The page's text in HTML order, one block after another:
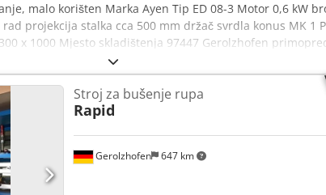
malo korišten Marka Ayen Tip ED 08-3 Motor 0,6 kW
projekcija stalka cca 500 mm držač svrdla konus MK 1
x 1000 Mjesto skladištenja 97447 Gerolzhofen
- Dcedpfevwgd Sjx Afmek
Gerolzhofen 647 km
Stroj za bušenje rupa
Rapid